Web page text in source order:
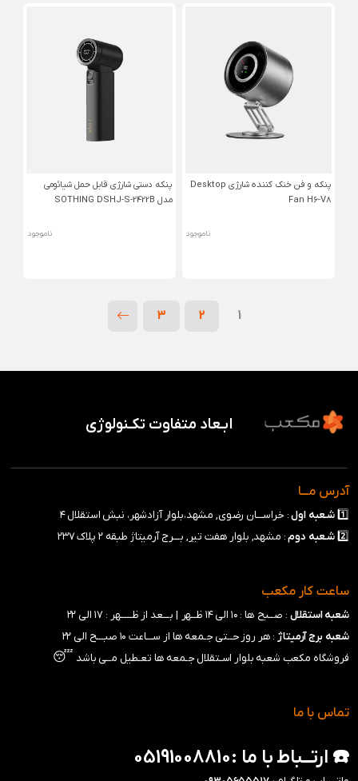
پنکه و فن خنک کننده شارژی Desktop
Fan H6-V8
ناموجود
پنکه دستی شارژی قابل حمل شیائومی
مدل SOTHING DSHJ-S-2422B
ناموجود
1
2
3
ابـعاد متفاوت تکـنولوژی
آدرس مـــا
1️⃣ شـعبه اول: خراســـان رضوی, مشهد،بلوار آزادشهر، نبش استقلال ۴
2️⃣ شـعبه دوم: مشهد, بلوار هفت تیر, بـــرج آرمیتاژ طبقه ۲ پلاک ۲۳۷
ساعت کار مکعب
شعبه استقلال : صــبح ها : ۱۰ الی ۱۴ ظــهر |
بـــعد از ظـــــهر : ۱۷ الی ۲۲
شعبه برج آرمیتاژ : هر روز حــتی جـمعه ها از ســـاعت ۱۰ صبـــح الی ۲۲
فروشگاه مکعب شعبه بلوار اسـتقلال جـمعه ها تعـطیل مــی باشد
😴
تماس با ما
☎️ ارتــباط با ما :05191008810